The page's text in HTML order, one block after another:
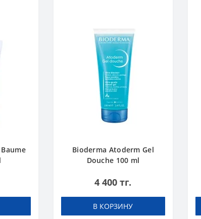
Bioderma Atoderm Gel
Douche 100 ml
4 400 тг.
В КОРЗИНУ